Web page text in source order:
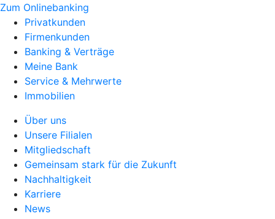
Zum Onlinebanking
Privatkunden
Firmenkunden
Banking & Verträge
Meine Bank
Service & Mehrwerte
Immobilien
Über uns
Unsere Filialen
Mitgliedschaft
Gemeinsam stark für die Zukunft
Nachhaltigkeit
Karriere
News